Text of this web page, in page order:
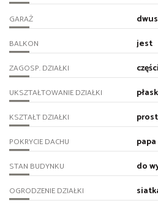
GARAŻ
BALKON jest
ZAGOSP. DZIAŁKI
UKSZTAŁTOWANIE DZIAŁKI
KSZTAŁT DZIAŁKI
POKRYCIE DACHU papa
STAN BUDYNKU do
OGRODZENIE DZIAŁKI